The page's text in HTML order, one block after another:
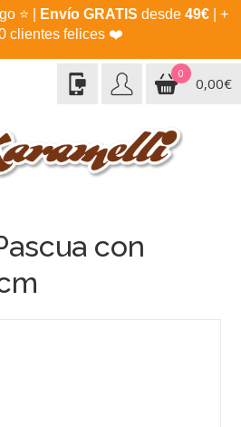
⭐ Envío GRATIS desde 49€| +
clientes felices ❤️
0
0,00€
con